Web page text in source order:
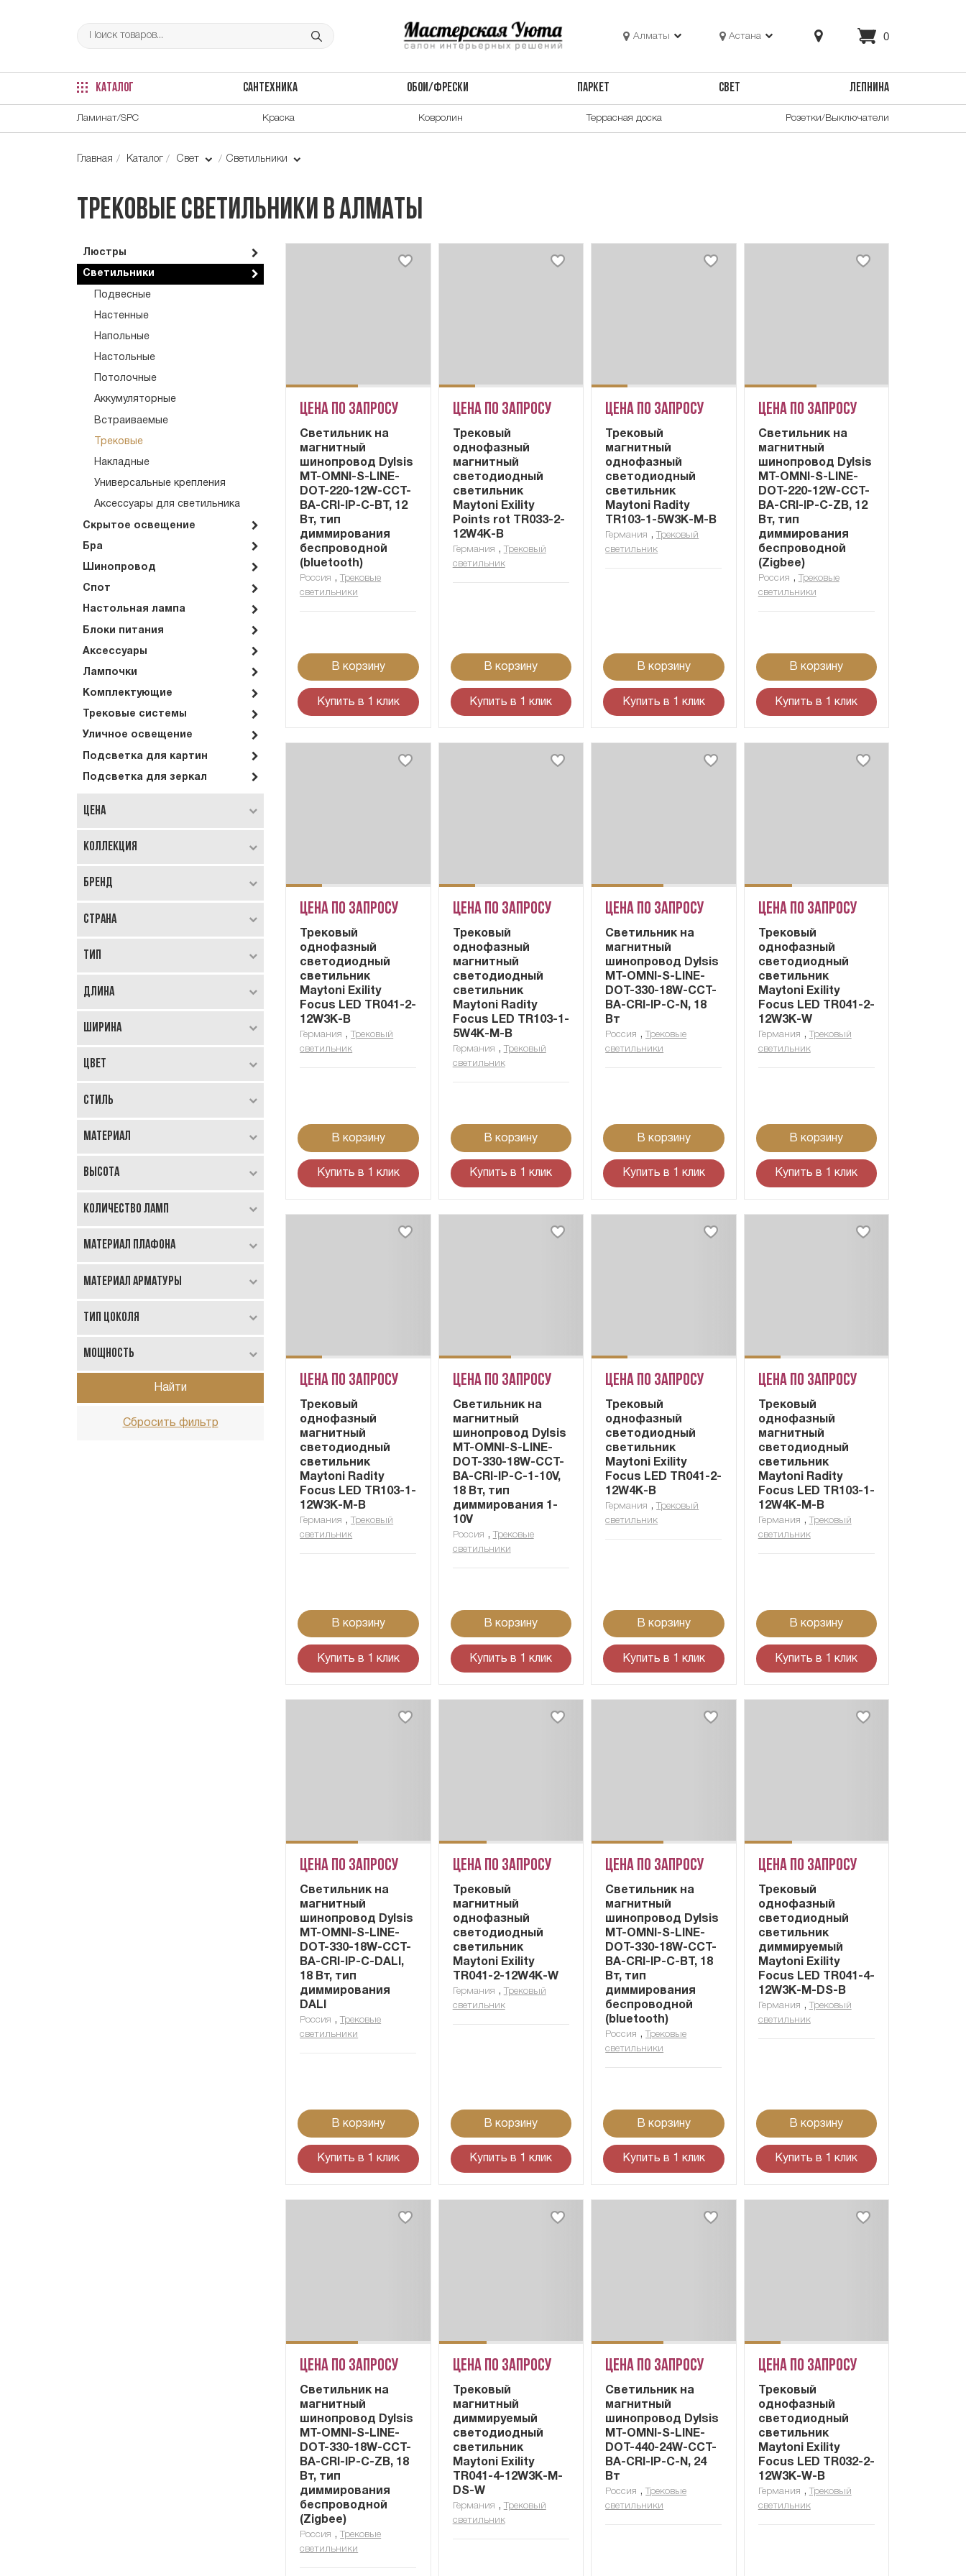
Алматы Астана 0
КАТАЛОГ САНТЕХНИКА ОБОИ/ФРЕСКИ ПАРКЕТ СВЕТ ЛЕПНИНА
Ламинат/SPC Краска Ковролин Террасная доска Розетки/Выключатели
Главная Каталог Свет Светильники
Трековые светильники в Алматы
Люстры
Светильники
Подвесные
Настенные
Напольные
Настольные
Потолочные
Аккумуляторные
Встраиваемые
Трековые
Накладные
Универсальные крепления
Аксессуары для светильника
Скрытое освещение
Бра
Шинопровод
Спот
Настольная лампа
Блоки питания
Аксессуары
Лампочки
Комплектующие
Трековые системы
Уличное освещение
Подсветка для картин
Подсветка для зеркал
Цена
Коллекция
Бренд
Страна
Тип
Длина
Ширина
Цвет
Стиль
Материал
Высота
Количество ламп
Материал плафона
Материал арматуры
Тип цоколя
Мощность
Найти
Сбросить фильтр
Цена по запросу
Cветильник на
магнитный
шинопровод Dylsis
MT-OMNI-S-LINE-
DOT-220-12W-CCT-
BA-CRI-IP-C-BT, 12
Вт, тип
диммирования
беспроводной
(bluetooth)
Россия ,Трековые
светильники
В корзину
Купить в 1 клик
Цена по запросу
Трековый
однофазный
магнитный
светодиодный
светильник
Maytoni Exility
Points rot TR033-2-
12W4K-B
Германия ,Трековый
светильник
В корзину
Купить в 1 клик
Цена по запросу
Трековый
магнитный
однофазный
светодиодный
светильник
Maytoni Radity
TR103-1-5W3K-M-B
Германия ,Трековый
светильник
В корзину
Купить в 1 клик
Цена по запросу
Cветильник на
магнитный
шинопровод Dylsis
MT-OMNI-S-LINE-
DOT-220-12W-CCT-
BA-CRI-IP-C-ZB, 12
Вт, тип
диммирования
беспроводной
(Zigbee)
Россия ,Трековые
светильники
В корзину
Купить в 1 клик
Цена по запросу
Трековый
однофазный
светодиодный
светильник
Maytoni Exility
Focus LED TR041-2-
12W3K-B
Германия , Трековый
светильник
В корзину
Купить в 1 клик
Цена по запросу
Трековый
однофазный
магнитный
светодиодный
светильник
Maytoni Radity
Focus LED TR103-1-
5W4K-M-B
Германия , Трековый
светильник
В корзину
Купить в 1 клик
Цена по запросу
Cветильник на
магнитный
шинопровод Dylsis
MT-OMNI-S-LINE-
DOT-330-18W-CCT-
BA-CRI-IP-C-N, 18
Вт
Россия , Трековые
светильники
В корзину
Купить в 1 клик
Цена по запросу
Трековый
однофазный
светодиодный
светильник
Maytoni Exility
Focus LED TR041-2-
12W3K-W
Германия , Трековый
светильник
В корзину
Купить в 1 клик
Цена по запросу
Трековый
однофазный
магнитный
светодиодный
светильник
Maytoni Radity
Focus LED TR103-1-
12W3K-M-B
Германия ,Трековый
светильник
В корзину
Купить в 1 клик
Цена по запросу
Cветильник на
магнитный
шинопровод Dylsis
MT-OMNI-S-LINE-
DOT-330-18W-CCT-
BA-CRI-IP-C-1-10V,
18 Вт, тип
диммирования 1-
10V
Россия ,Трековые
светильники
В корзину
Купить в 1 клик
Цена по запросу
Трековый
однофазный
светодиодный
светильник
Maytoni Exility
Focus LED TR041-2-
12W4K-B
Германия ,Трековый
светильник
В корзину
Купить в 1 клик
Цена по запросу
Трековый
однофазный
магнитный
светодиодный
светильник
Maytoni Radity
Focus LED TR103-1-
12W4K-M-B
Германия ,Трековый
светильник
В корзину
Купить в 1 клик
Цена по запросу
Cветильник на
магнитный
шинопровод Dylsis
MT-OMNI-S-LINE-
DOT-330-18W-CCT-
BA-CRI-IP-C-DALI,
18 Вт, тип
диммирования
DALI
Россия , Трековые
светильники
В корзину
Купить в 1 клик
Цена по запросу
Трековый
магнитный
однофазный
светодиодный
светильник
Maytoni Exility
TR041-2-12W4K-W
Германия , Трековый
светильник
В корзину
Купить в 1 клик
Цена по запросу
Cветильник на
магнитный
шинопровод Dylsis
MT-OMNI-S-LINE-
DOT-330-18W-CCT-
BA-CRI-IP-C-BT, 18
Вт, тип
диммирования
беспроводной
(bluetooth)
Россия , Трековые
светильники
В корзину
Купить в 1 клик
Цена по запросу
Трековый
однофазный
светодиодный
светильник
диммируемый
Maytoni Exility
Focus LED TR041-4-
12W3K-M-DS-B
Германия , Трековый
светильник
В корзину
Купить в 1 клик
Цена по запросу
Cветильник на
магнитный
шинопровод Dylsis
MT-OMNI-S-LINE-
DOT-330-18W-CCT-
BA-CRI-IP-C-ZB, 18
Вт, тип
диммирования
беспроводной
(Zigbee)
Россия ,Трековые
светильники
Цена по запросу
Трековый
магнитный
диммируемый
светодиодный
светильник
Maytoni Exility
TR041-4-12W3K-M-
DS-W
Германия ,Трековый
светильник
Цена по запросу
Cветильник на
магнитный
шинопровод Dylsis
MT-OMNI-S-LINE-
DOT-440-24W-CCT-
BA-CRI-IP-C-N, 24
Вт
Россия ,Трековые
светильники
Цена по запросу
Трековый
однофазный
светодиодный
светильник
Maytoni Exility
Focus LED TR032-2-
12W3K-W-B
Германия ,Трековый
светильник